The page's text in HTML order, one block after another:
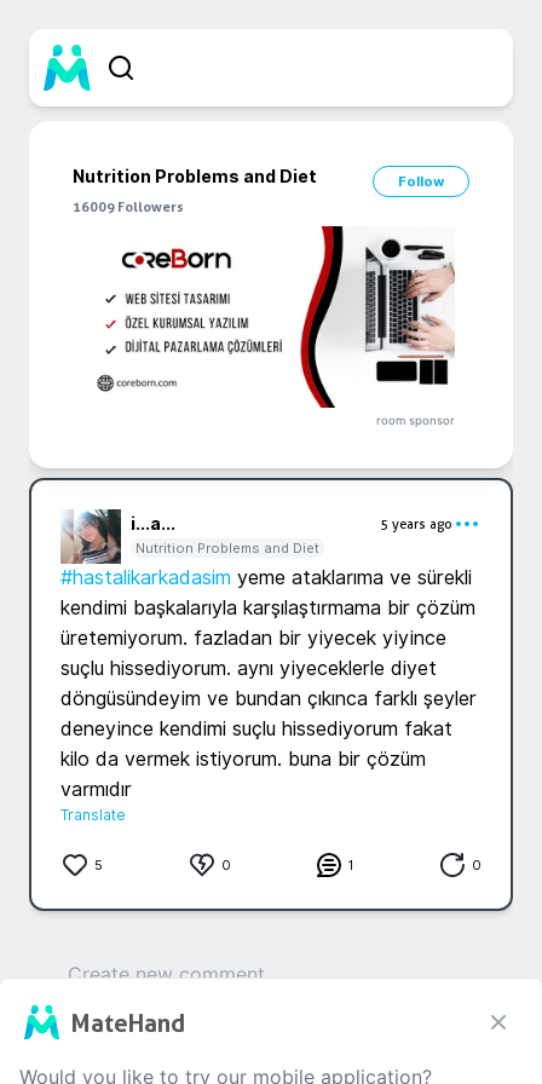
Nutrition Problems and Diet
Follow
16009 Followers
room sponsor
i...a...
5 years ago
Nutrition Problems and Diet
#hastalikarkadasim yeme ataklarıma ve sürekli
kendimi başkalarıyla karşılaştırmama bir çözüm
üretemiyorum. fazladan bir yiyecek yiyince
suçlu hissediyorum. aynı yiyeceklerle diyet
döngüsündeyim ve bundan çıkınca farklı şeyler
deneyince kendimi suçlu hissediyorum fakat
kilo da vermek istiyorum. buna bir çözüm
varmıdır
Translate
5 0 1 0
MateHand
Would you like to try our mobile application?